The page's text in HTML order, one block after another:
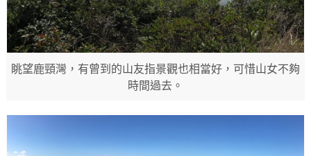
眺望鹿頸灣，有曾到的山友指景觀也相當好，可惜山女不夠
時間過去。